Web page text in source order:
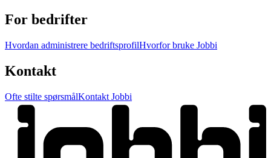
For bedrifter
Hvordan administrere bedriftsprofilHvorfor bruke Jobbi
Kontakt
Ofte stilte spørsmålKontakt Jobbi